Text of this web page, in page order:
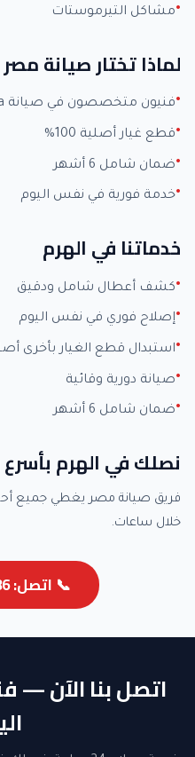
مشاكل التيرموستات
لماذا تختار صيانة
فنيون متخصصون في صيانة Toshiba بخبرة +15 عاماً
قطع غيار أصلية 100%
ضمان شامل 6 أشهر
خدمة فورية في نفس اليوم
خدماتنا في الهرم
كشف أعطال شامل ودقيق
إصلاح فوري في نفس اليوم
استبدال قطع الغيار بأخرى
صيانة دورية وقائية
ضمان شامل 6 أشهر
نصلك في الهرم
فريق صيانة مصر يغطي جميع
خلال ساعات.
📞 اتصل: 01000069586
اتصل بنا الآن